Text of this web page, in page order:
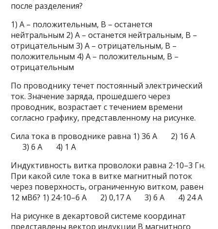
после разделения?
1) А – положительным, В – останется
нейтральным 2) А – останется нейтральным, В –
отрицательным 3) А – отрицательным, В –
положительным 4) А – положительным, В –
отрицательным
По проводнику течет постоянный электрический
ток. Значение заряда, прошедшего через
проводник, возрастает с течением времени
согласно графику, представленному на рисунке.
Сила тока в проводнике равна 1) 36 А 2) 16 А
3) 6 А 4) 1 А
Индуктивность витка проволоки равна 2⋅10–3 Гн.
При какой силе тока в витке магнитный поток
через поверхность, ограниченную витком, равен
12 мВб? 1) 24⋅10–6 А 2) 0,17 А 3) 6 А 4) 24 А
На рисунке в декартовой системе координат
представлены вектор индукции B магнитного